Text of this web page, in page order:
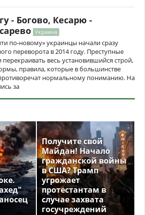
- Богово, Кесарю -
Украина
по-новому» украинцы начали сразу
переворота в 2014 году. Преступные
перекраивать весь установившийся строй,
правила, которые в большинстве
нормальному пониманию. На
за
Получите свой
Майдан! Начало
гражданской войны
в США? Трамп
угрожает
протестантам в
случае захвата
госучреждений